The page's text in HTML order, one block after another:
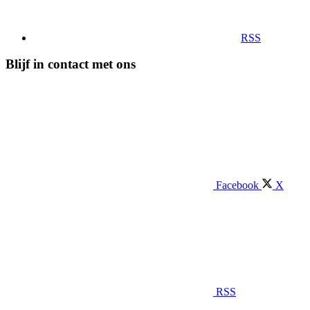
RSS
Blijf in contact met ons
Facebook X
RSS